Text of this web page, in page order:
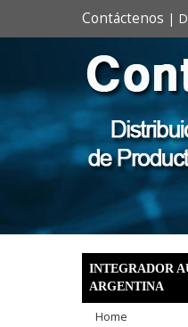
Contáctenos |
INTEGRADOR
ARGENTINA
Home